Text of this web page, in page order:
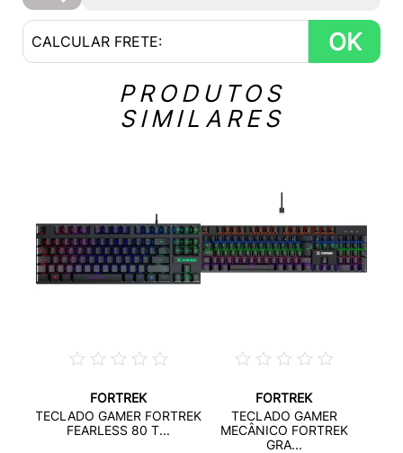
OK
PRODUTOS
SIMILARES
FORTREK
TECLADO GAMER FORTREK
FEARLESS 80 T...
FORTREK
TECLADO GAMER
MECÂNICO FORTREK
GRA...